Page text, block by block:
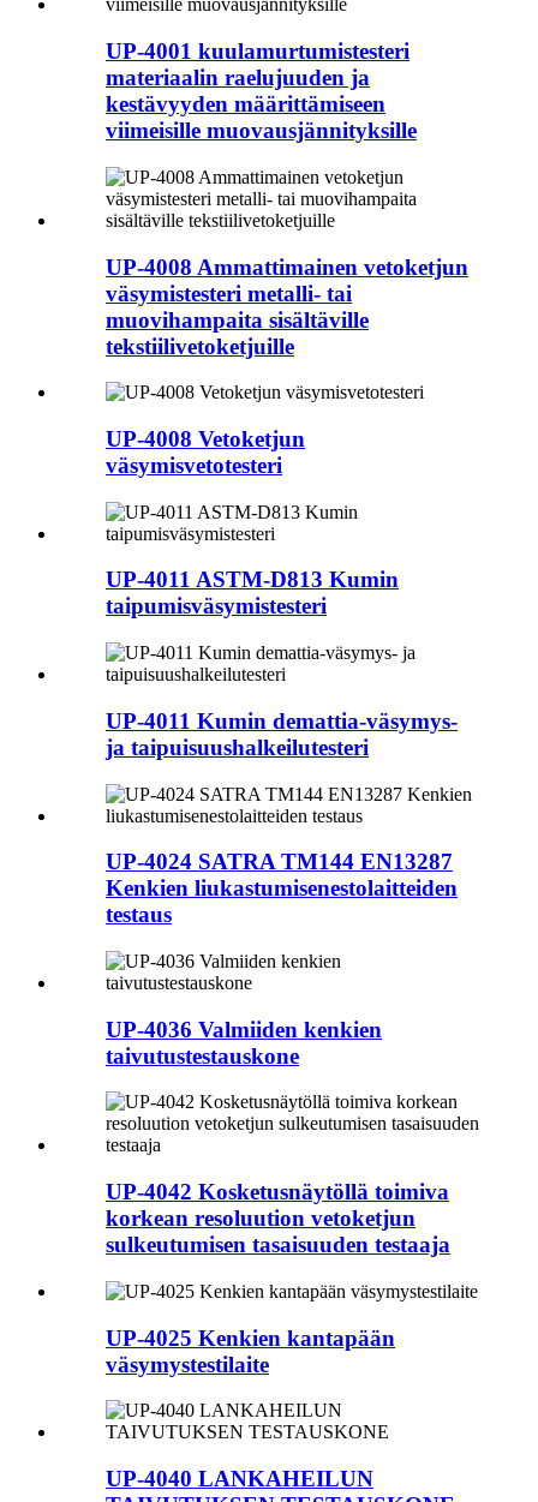
UP-4001 kuulamurtumistesteri
materiaalin raelujuuden ja
kestävyyden määrittämiseen
viimeisille muovausjännityksille
UP-4008 Ammattimainen vetoketjun
väsymistesteri metalli- tai
muovihampaita sisältäville
tekstiilivetoketjuille
UP-4008 Vetoketjun
väsymisvetotesteri
UP-4011 ASTM-D813 Kumin
taipumisväsymistesteri
UP-4011 Kumin demattia-väsymys-
ja taipuisuushalkeilutesteri
UP-4024 SATRA TM144 EN13287
Kenkien liukastumisenestolaitteiden
testaus
UP-4036 Valmiiden kenkien
taivutustestauskone
UP-4042 Kosketusnäytöllä toimiva
korkean resoluution vetoketjun
sulkeutumisen tasaisuuden testaaja
UP-4025 Kenkien kantapään
väsymystestilaite
UP-4040 LANKAHEILUN